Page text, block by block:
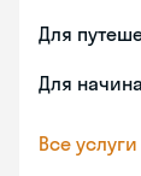
Для
Для
Все